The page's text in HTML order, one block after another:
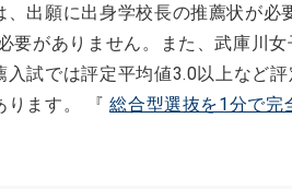
、出願に出身学校長の推薦状が必
要がありません。また、武庫川
入試では評定平均値3.0以上など
ります。 『総合型選抜を1分で完